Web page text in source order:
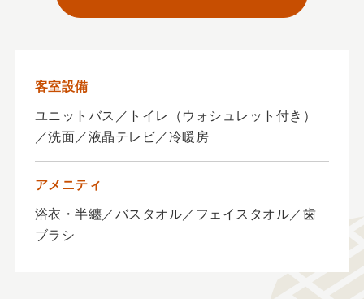
客室設備
ユニットバス／トイレ（ウォシュレット付き）
／洗面／液晶テレビ／冷暖房
アメニティ
浴衣・半纏／バスタオル／フェイスタオル／歯
ブラシ